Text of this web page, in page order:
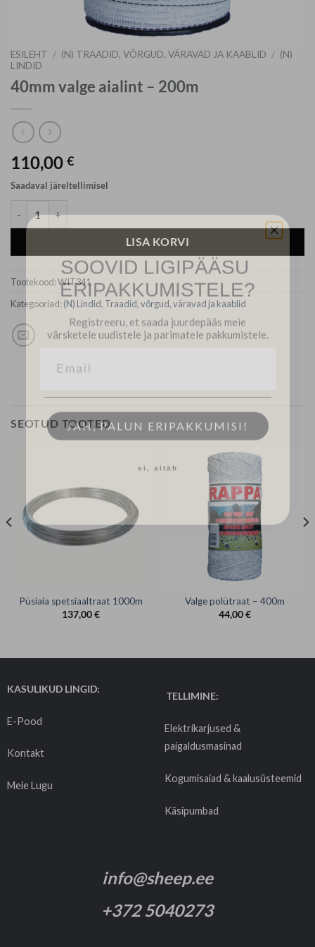
ESILEHT / (N) TRAADID, VÕRGUD, VÄRAVAD JA KAABLID / (N)
LINDID
40mm valge aialint – 200m
110,00 €
Saadaval järeltellimisel
LISA KORVI
Tootekood:WIT341
Kategooriad: (N) Lindid, Traadid, võrgud, väravad ja kaablid
SEOTUD TOOTED
Püsiaia spetsiaaltraat 1000m
137,00€
Valge polütraat – 400m
44,00€
KASULIKUD LINGID:
E-Pood
Kontakt
Meie Lugu
TELLIMINE:
Elektrikarjused &
paigaldusmasinad
Kogumisaiad & kaalusüsteemid
Käsipumbad
info@sheep.ee
+372 5040273
SOOVID LIGIPÄÄSU
ERIPAKKUMISTELE?
Registreeru, et saada juurdepääs meie
värsketele uudistele ja parimatele pakkumistele.
JAH, PALUN ERIPAKKUMISI!